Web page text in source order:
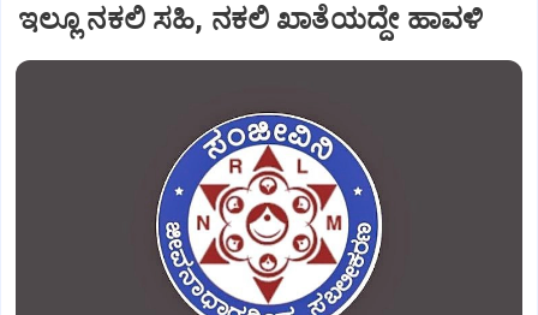
ಇಲ್ಲೂ ನಕಲಿ ಸಹಿ, ನಕಲಿ ಖಾತೆಯದ್ದೇ ಹಾವಳಿ